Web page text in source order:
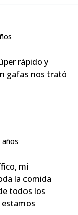
rápido y
gafas nos trató
mi
la comida
todos los